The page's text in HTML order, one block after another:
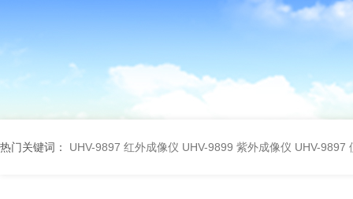
热门关键词： UHV-9897 红外成像仪 UHV-9899 紫外成像仪 UHV-9897